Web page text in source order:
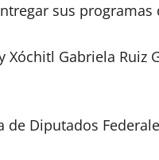
sus
Gabriela Ruiz
de Diputados